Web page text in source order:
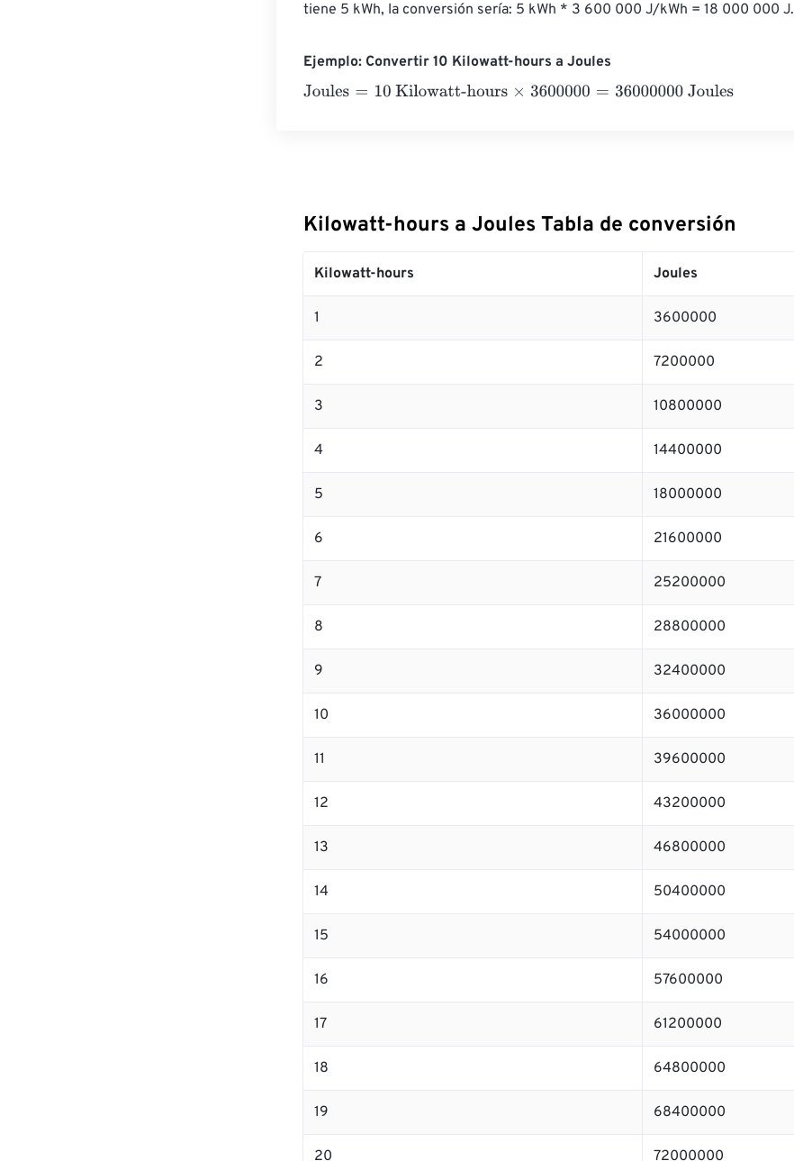
tiene 5 kWh, la conversión sería: 5 kWh * 3 600 000 J/kWh = 18 000 000 J.
Ejemplo: Convertir 10 Kilowatt-hours a Joules
Joules= 10 Kilowatt-hours×3600000=36000000 Joules
Kilowatt-hours a Joules Tabla de conversión
Kilowatt-hours Joules
1 3600000
2 7200000
3 10800000
4 14400000
5 18000000
6 21600000
7 25200000
8 28800000
9 32400000
10 36000000
11 39600000
12 43200000
13 46800000
14 50400000
15 54000000
16 57600000
17 61200000
18 64800000
19 68400000
20 72000000